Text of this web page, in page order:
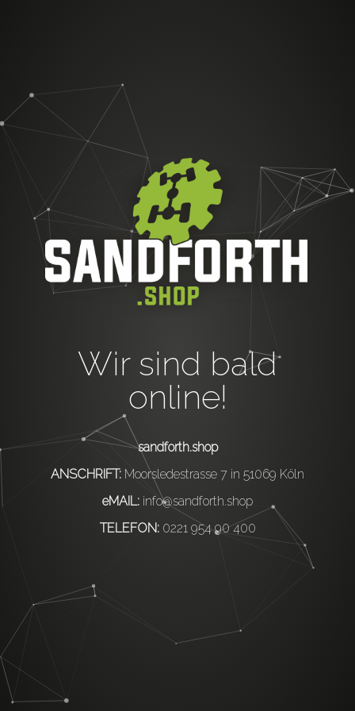
Wir sind bald
online!
sandforth.shop
ANSCHRIFT: Moorsledestrasse 7 in 51069 Köln
eMAIL: info@sandforth.shop
TELEFON: 0221 954 90 400